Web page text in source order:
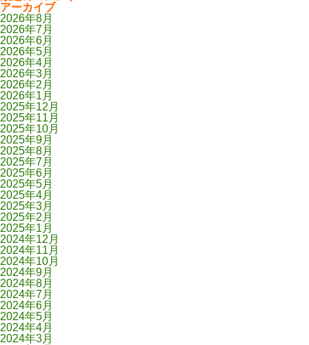
アーカイブ
2026年8月
2026年7月
2026年6月
2026年5月
2026年4月
2026年3月
2026年2月
2026年1月
2025年12月
2025年11月
2025年10月
2025年9月
2025年8月
2025年7月
2025年6月
2025年5月
2025年4月
2025年3月
2025年2月
2025年1月
2024年12月
2024年11月
2024年10月
2024年9月
2024年8月
2024年7月
2024年6月
2024年5月
2024年4月
2024年3月